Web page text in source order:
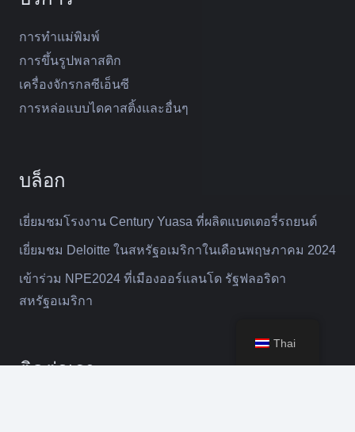
การทำแม่พิมพ์
การขึ้นรูปพลาสติก
เครื่องจักรกลซีเอ็นซี
การหล่อแบบไดคาสติ้งและอื่นๆ
บล็อก
เยี่ยมชมโรงงาน Century Yuasa ที่ผลิตแบตเตอรี่รถยนต์
เยี่ยมชม Deloitte ในสหรัฐอเมริกาในเดือนพฤษภาคม 2024
เข้าร่วม NPE2024 ที่เมืองออร์แลนโด รัฐฟลอริดา
สหรัฐอเมริกา
ติดต่อเรา
Thai